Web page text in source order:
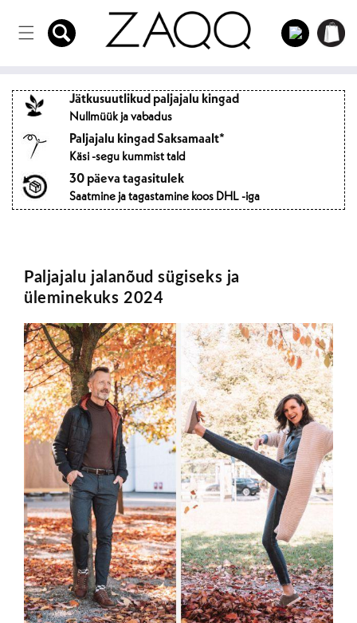
sisule
Sisse
logima
Ostukorvi
Jätkusuutlikud paljajalu kingad
Nullmüük ja vabadus
Paljajalu kingad Saksamaalt*
Käsi -segu kummist tald
30 päeva tagasitulek
Saatmine ja tagastamine koos DHL -iga
Paljajalu jalanõud sügiseks ja
üleminekuks 2024